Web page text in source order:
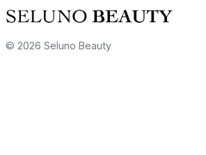
© 2026 Seluno Beauty